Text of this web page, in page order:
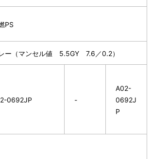
PS
ー（マンセル値 5.5GY 7.6／0.2）
0692JP -
A02-
0692J
P